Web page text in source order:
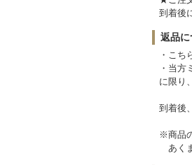
到着後
返品に
・こち
・当方
に限り
到着後
※商品
あく